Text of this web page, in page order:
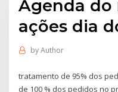
Agenda do
ações dia
byAuthor
tratamento de 95% dos
de 100 % dos pedidos no